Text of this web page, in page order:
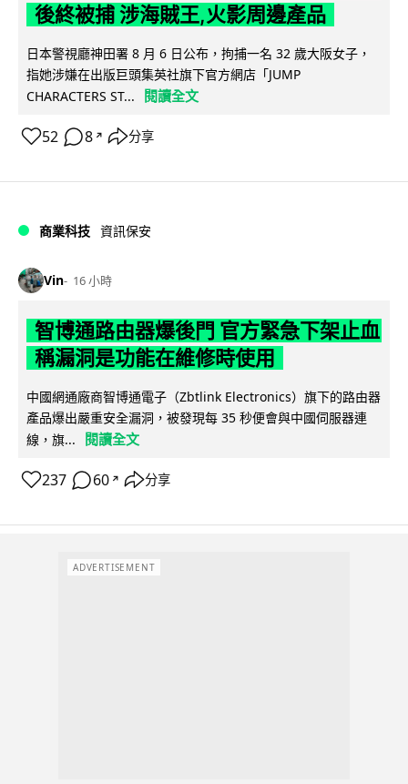
後終被捕 涉海賊王,火影周邊產品
日本警視廳神田署 8 月 6 日公布，拘捕一名 32 歲大阪女子，
指她涉嫌在出版巨頭集英社旗下官方網店「JUMP
CHARACTERS ST...
閱讀全文
52 8 ↗ 分享
商業科技 資訊保安
Vin 16 小時
智博通路由器爆後門 官方緊急下架止血
稱漏洞是功能在維修時使用
中國網通廠商智博通電子（Zbtlink Electronics）旗下的路由器
產品爆出嚴重安全漏洞，被發現每 35 秒便會與中國伺服器連
線，旗...
閱讀全文
237 60 ↗ 分享
ADVERTISEMENT